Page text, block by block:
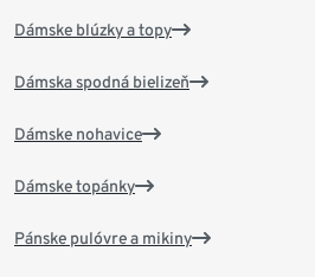
Dámske blúzky a topy
Dámska spodná bielizeň
Dámske nohavice
Dámske topánky
Pánske pulóvre a mikiny